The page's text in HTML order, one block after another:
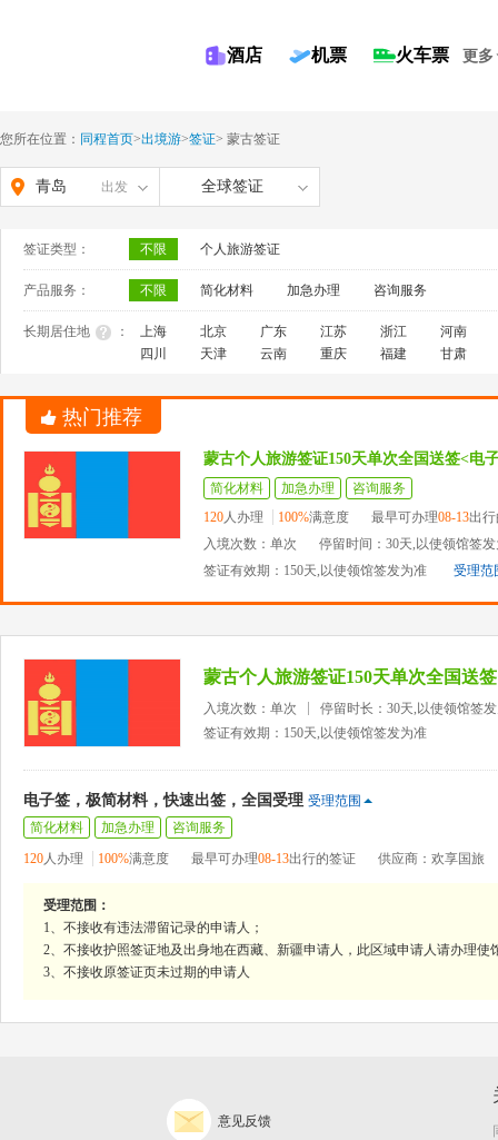
酒店 机票 火车票 更多
您所在位置： 同程首页>出境游>签证> 蒙古签证
青岛 出发 全球签证
签证类型： 不限 个人旅游签证
产品服务： 不限 简化材料 加急办理 咨询服务
长期居住地 ： 上海 北京 广东 江苏 浙江
河南
四川
天津 云南 重庆 福建 甘肃
热门推荐
蒙古个人旅游签证150天单次全国送签<电
简化材料 加急办理
咨询服务
120人办理 100%满意度 最早可办理08-13出
入境次数：单次
停留时间：30天,以使领馆签
签证有效期：150天,以使领馆签发为准
受理范
蒙古个人旅游签证150天单次全国送签
入境次数：单次
停留时长：30天,以使领馆签
签证有效期：150天,以使领馆签发为准
电子签，极简材料，快速出签，全国受理 受理范围
简化材料
加急办理
咨询服务
120人办理 100%满意度 最早可办理08-13出行的签证 供应商：欢享国旅
受理范围：
1、不接收有违法滞留记录的申请人；
2、不接收护照签证地及出身地在西藏、新疆申请人，此区域申请人请办理使
3、不接收原签证页未过期的申请人
意见反馈